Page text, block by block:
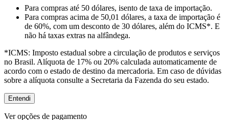
Para compras até 50 dólares, isento de taxa de importação.
Para compras acima de 50,01 dólares, a taxa de importação é
de 60%, com um desconto de 30 dólares, além do ICMS*. E
não há taxas extras na alfândega.
*ICMS: Imposto estadual sobre a circulação de produtos e serviços
no Brasil. Alíquota de 17% ou 20% calculada automaticamente de
acordo com o estado de destino da mercadoria. Em caso de dúvidas
sobre a alíquota consulte a Secretaria da Fazenda do seu estado.
Entendi
Ver opções de pagamento